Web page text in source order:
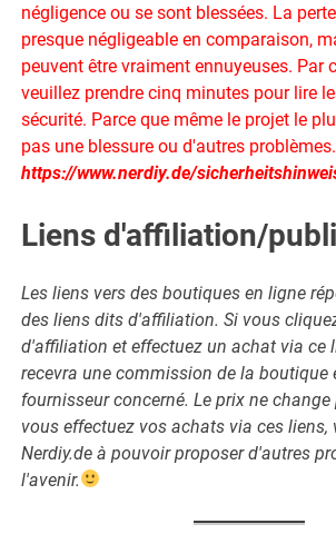
négligence ou se sont blessées. La
presque négligeable en comparaison,
peuvent être vraiment ennuyeuses. Par
veuillez prendre cinq minutes pour lire
sécurité. Parce que même le projet le
pas une blessure ou d'autres problèmes.
https://www.nerdiy.de/
Liens d'affiliation/
Les liens vers des boutiques en ligne
des liens dits d'affiliation. Si vous
d'affiliation et effectuez un achat via ce
recevra une commission de la boutique
fournisseur concerné. Le prix ne
vous effectuez vos achats via ces liens,
Nerdiy.de à pouvoir proposer d'autres
l'avenir.